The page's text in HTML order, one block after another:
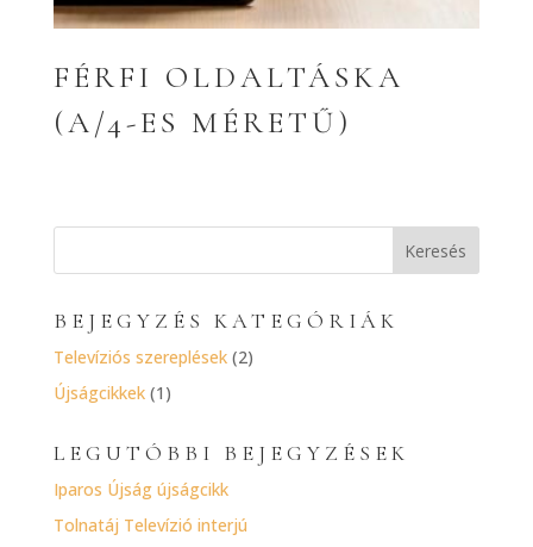
FÉRFI OLDALTÁSKA
(A/4-ES MÉRETŰ)
BEJEGYZÉS KATEGÓRIÁK
Televíziós szereplések(2)
Újságcikkek(1)
LEGUTÓBBI BEJEGYZÉSEK
Iparos Újság újságcikk
Tolnatáj Televízió interjú